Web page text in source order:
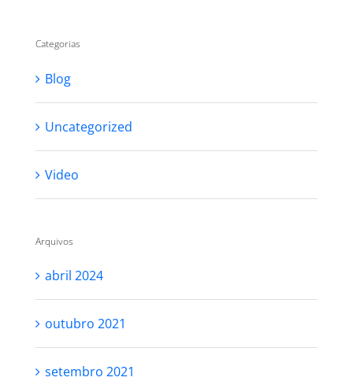
Categorias
Blog
Uncategorized
Video
Arquivos
abril 2024
outubro 2021
setembro 2021